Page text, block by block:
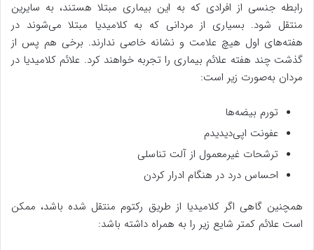
رابطه جنسی از افرادی که به این بیماری مبتلا هستند، به سایرین
منتقل شود. بسیاری از مردانی که به کلامیدیا مبتلا می‌شوند در
هفته‌های اول هیچ علامت و نشانه خاصی ندارند. برخی هم پس از
گذشت چند هفته علائم بیماری را تجربه خواهند کرد. علائم کلامیدیا در
مردان به‌صورت زیر است:
تورم بیضه‌ها
عفونت اپی‌دیدیدم
ترشحات غیرمعمول از آلت تناسلی
احساس درد در هنگام ادرار کردن
همچنین گاهی اگر کلامیدیا از طریق رکتوم منتقل شده باشد، ممکن
است علائم کمتر شایع زیر را به همراه داشته باشد: